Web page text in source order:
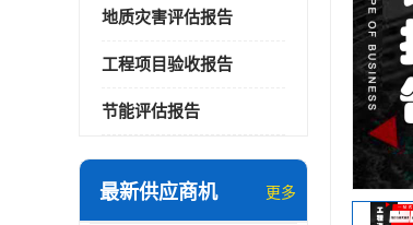
地质灾害评估报告
工程项目验收报告
节能评估报告
最新供应商机 更多